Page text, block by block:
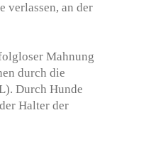
verlassen, an der
Mahnung
durch die
Durch Hunde
Halter der